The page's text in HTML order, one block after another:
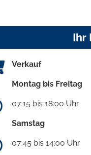
Ihr
Verkauf
Montag bis Freitag
07:15 bis 18:00 Uhr
Samstag
07:45 bis 14:00 Uhr